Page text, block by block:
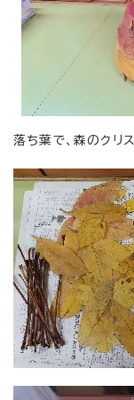
落ち葉で、森のクリ